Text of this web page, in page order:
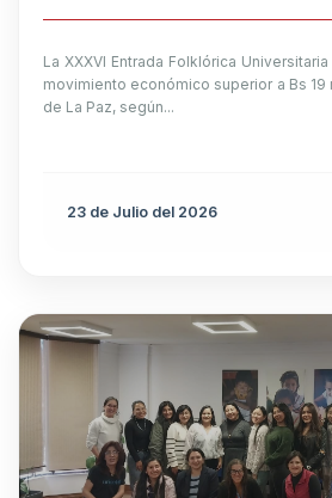
La XXXVI Entrada Folklórica
movimiento económico superior a Bs 19
de La Paz, según...
23 de Julio del 2026